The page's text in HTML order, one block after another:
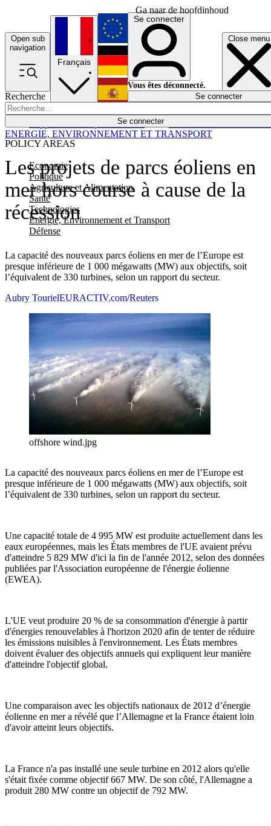
Ga naar de hoofdinhoud
Open sub
navigation
Close menu
Recherche
Se connecter
POLICY AREAS
Economie
Politique
Agriculture et Alimentation
Santé
Technologies
Energie, Environnement et Transport
Défense
Économie
Français
English
Deutsch
Español
Se connecter
Vous êtes déconnecté.
Se connecter
Les projets de parcs éoliens en
mer hors course à cause de la
récession
La capacité des nouveaux parcs éoliens en mer de l’Europe est
presque inférieure de 1 000 mégawatts (MW) aux objectifs, soit
l’équivalent de 330 turbines, selon un rapport du secteur.
ENERGIE, ENVIRONNEMENT ET TRANSPORT
Aubry TourielEURACTIV.com/Reuters
offshore wind.jpg
La capacité des nouveaux parcs éoliens en mer de l’Europe est
presque inférieure de 1 000 mégawatts (MW) aux objectifs, soit
l’équivalent de 330 turbines, selon un rapport du secteur.
Une capacité totale de 4 995 MW est produite actuellement dans les
eaux européennes, mais les États membres de l'UE avaient prévu
d'atteindre 5 829 MW d'ici la fin de l'année 2012, selon des données
publiées par l'Association européenne de l'énergie éolienne
(EWEA).
L'UE veut produire 20 % de sa consommation d'énergie à partir
d'énergies renouvelables à l'horizon 2020 afin de tenter de réduire
les émissions nuisibles à l'environnement. Les États membres
doivent évaluer des objectifs annuels qui expliquent leur manière
d'atteindre l'objectif global.
Une comparaison avec les objectifs nationaux de 2012 d’énergie
éolienne en mer a révélé que l’Allemagne et la France étaient loin
d'avoir atteint leurs objectifs.
La France n'a pas installé une seule turbine en 2012 alors qu'elle
s'était fixée comme objectif 667 MW. De son côté, l'Allemagne a
produit 280 MW contre un objectif de 792 MW.